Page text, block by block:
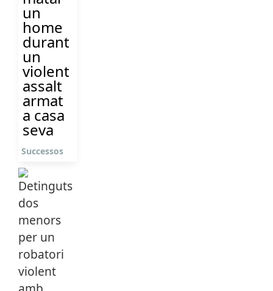
un
home
durant
un
violent
assalt
armat
a casa
seva
Successos